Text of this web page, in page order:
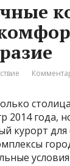
2014 года,
курорт для